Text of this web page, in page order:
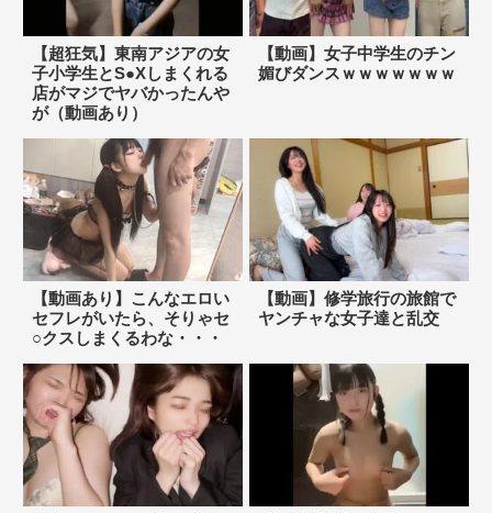
【超狂気】東南アジアの女
子小学生とS●Xしまくれる
店がマジでヤバかったんや
が（動画あり）
【動画】女子中学生のチン
媚びダンスｗｗｗｗｗｗｗ
【動画あり】こんなエロい
セフレがいたら、そりゃセ
○クスしまくるわな・・・
【動画】修学旅行の旅館で
ヤンチャな女子達と乱交